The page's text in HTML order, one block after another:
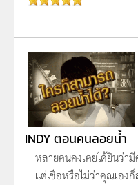
INDY ตอนคนลอยน้ำ
หลายคนคงเคยได้ยินว่า
แต่เชื่อหรือไม่ว่าคุณเอง